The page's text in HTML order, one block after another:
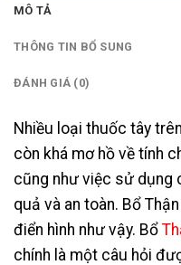
MÔ TẢ
THÔNG TIN BỔ SUNG
ĐÁNH GIÁ (0)
Nhiều loại thuốc tây
còn khá mơ hồ về tính
cũng như việc sử dụng
quả và an toàn. Bổ
điển hình như vậy. Bổ
chính là một câu hỏi